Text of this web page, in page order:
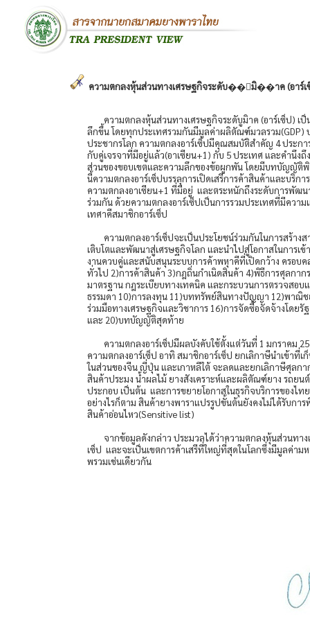
ความตกลงหุ้นส่วนทางเศรษฐกิจระดับ��ูมิ��าค (อาร์เ
ความตกลงหุ้นส่วนทางเศรษฐกิจระดับูมิาค (อาร์เซ็ป) เ
ลึกขึ้น โดยทุกประเทศรวมกันมีมูลค่าผลิตัณฑ์มวลรวม(GDP)
ประชากรโลก ความตกลงอาร์เซ็ปมีคุณสมบัติสำคัญ 4 ประกา
กับคู่เจรจาที่มีอยู่แล้ว(อาเซียน+1) กับ 5 ประเทศ และคำนึง
ส่วนของขอบเขตและความลึกของข้อผูกพัน โดยมีบทบัญญัติ
นี้ความตกลงอาร์เซ็ปบรรลุการเปิดเสรีการค้าสินค้าและบริ
ความตกลงอาเซียน+1 ที่มีอยู่ และตระหนักถึงระดับการพัฒ
ร่วมกัน ด้วยความตกลงอาร์เซ็ปเป็นการรวมประเทศที่มีคว
เทศาคีสมาชิกอาร์เซ็ป
ความตกลงอาร์เซ็ปจะเป็นประโยชน์ร่วมกันในการสร้า
เติบโตและพัฒนาสู่เศรษฐกิจโลก และนำไปสู่โอกาสในการเ
งานควบคู่และสนับสนุนระบบการค้าพหุาคีที่เปิดกว้าง ครอ
ทั่วไป 2)การค้าสินค้า 3)กฎถิ่นกำเนิดสินค้า 4)พิธีการศุลกา
มาตรฐาน กฎระเบียบทางเทคนิค และกระบวนการตรวจสอบ
ธรรมดา 10)การลงทุน 11)บททรัพย์สินทางปัญญา 12)พาณิช
ร่วมมือทางเศรษฐกิจและวิชาการ 16)การจัดซื้อจัดจ้างโด
และ 20)บทบัญญัติสุดท้าย
ความตกลงอาร์เซ็ปมีผลบังคับใช้ตั้งแต่วันที่ 1 มกราคม
ความตกลงอาร์เซ็ป อาทิ สมาชิกอาร์เซ็ป ยกเลิกาษีนำเข้าที่
ในส่วนของจีน ญี่ปุ่น และเกาหลีใต้ จะลดและยกเลิกาษีศุลก
สินค้าประมง น้ำผลไม้ ยางสังเคราะห์และผลิตัณฑ์ยาง รถ
ประกอบ เป็นต้น และการขยายโอกาสในธุรกิจบริการของไ
อย่างไรก็ตาม สินค้ายางพาราแปรรูปขั้นต้นยังคงไม่ได้รับกา
สินค้าอ่อนไหว(Sensitive list)
จากข้อมูลดังกล่าว ประมวลได้ว่าความตกลงหุ้นส่วนทา
เซ็ป และจะเป็นเขตการค้าเสรีที่ใหญ่ที่สุดในโลกซึ่งมีมูลค่าม
พรวมเช่นเดียวกัน